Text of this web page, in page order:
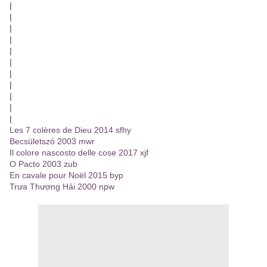
|
|
|
|
|
|
|
|
|
|
|
Les 7 colères de Dieu 2014 sfhy
Becsületszó 2003 mwr
Il colore nascosto delle cose 2017 xjf
O Pacto 2003 zub
En cavale pour Noël 2015 byp
Trưa Thượng Hải 2000 npw